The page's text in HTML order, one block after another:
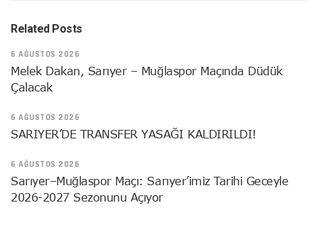
Related Posts
6 AĞUSTOS 2026
Melek Dakan, Sarıyer – Muğlaspor Maçında Düdük
Çalacak
6 AĞUSTOS 2026
SARIYER’DE TRANSFER YASAĞI KALDIRILDI!
6 AĞUSTOS 2026
Sarıyer–Muğlaspor Maçı: Sarıyer’imiz Tarihi Geceyle
2026-2027 Sezonunu Açıyor